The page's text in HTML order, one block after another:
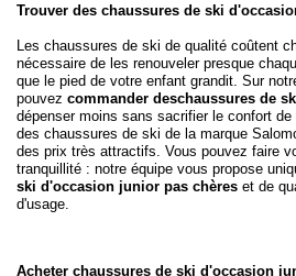
Trouver des chaussures de ski
Les chaussures de ski de qualité coûtent
nécessaire de les renouveler presque
que le pied de votre enfant grandit. Sur
pouvez commander deschaussures de
dépenser moins sans sacrifier le confort
des chaussures de ski de la marque
des prix très attractifs. Vous pouvez faire
tranquillité : notre équipe vous propose
ski d'occasion junior pas chères et de
d'usage.
Acheter chaussures de ski d'occasion